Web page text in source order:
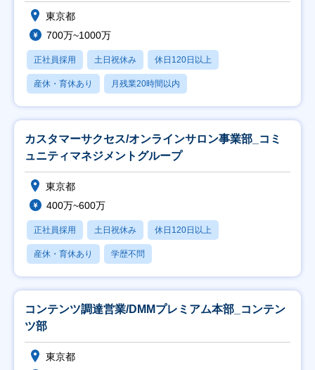
東京都
700万~1000万
正社員採用 土日祝休み 休日120日以上
産休・育休あり 月残業20時間以内
カスタマーサクセス/オンラインサロン事業部_コミ
ュニティマネジメントグループ
東京都
400万~600万
正社員採用 土日祝休み 休日120日以上
産休・育休あり 学歴不問
コンテンツ調達営業/DMMプレミアム本部_コンテン
ツ部
東京都